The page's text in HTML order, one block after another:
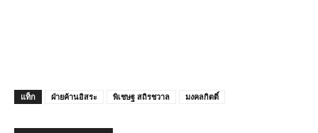
แท็ก ฝ่ายค้านอิสระ พิเชษฐ สถิรชวาล มงคลกิตติ์